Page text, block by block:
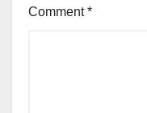
Comment*